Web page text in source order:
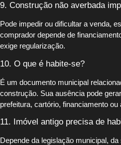
9. Construção não averbada
Pode impedir ou dificultar a venda,
comprador depende de
exige regularização.
10. O que é habite-se?
É um documento municipal
construção. Sua ausência pode
prefeitura, cartório, financiamento ou
11. Imóvel antigo precisa de
Depende da legislação municipal,